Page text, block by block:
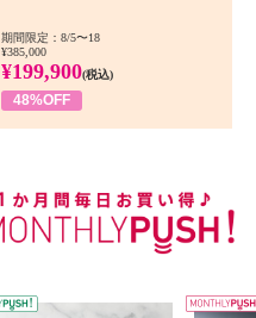
期間限定：8/5〜18
¥385,000
¥199,900(税込)
48%OFF
WEEKLY PUSH